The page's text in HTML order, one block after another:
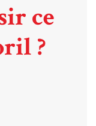
ce
?